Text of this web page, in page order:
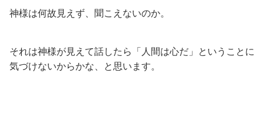
神様は何故見えず、聞こえないのか。
それは神様が見えて話したら「人間は心だ」ということに
気づけないからかな、と思います。